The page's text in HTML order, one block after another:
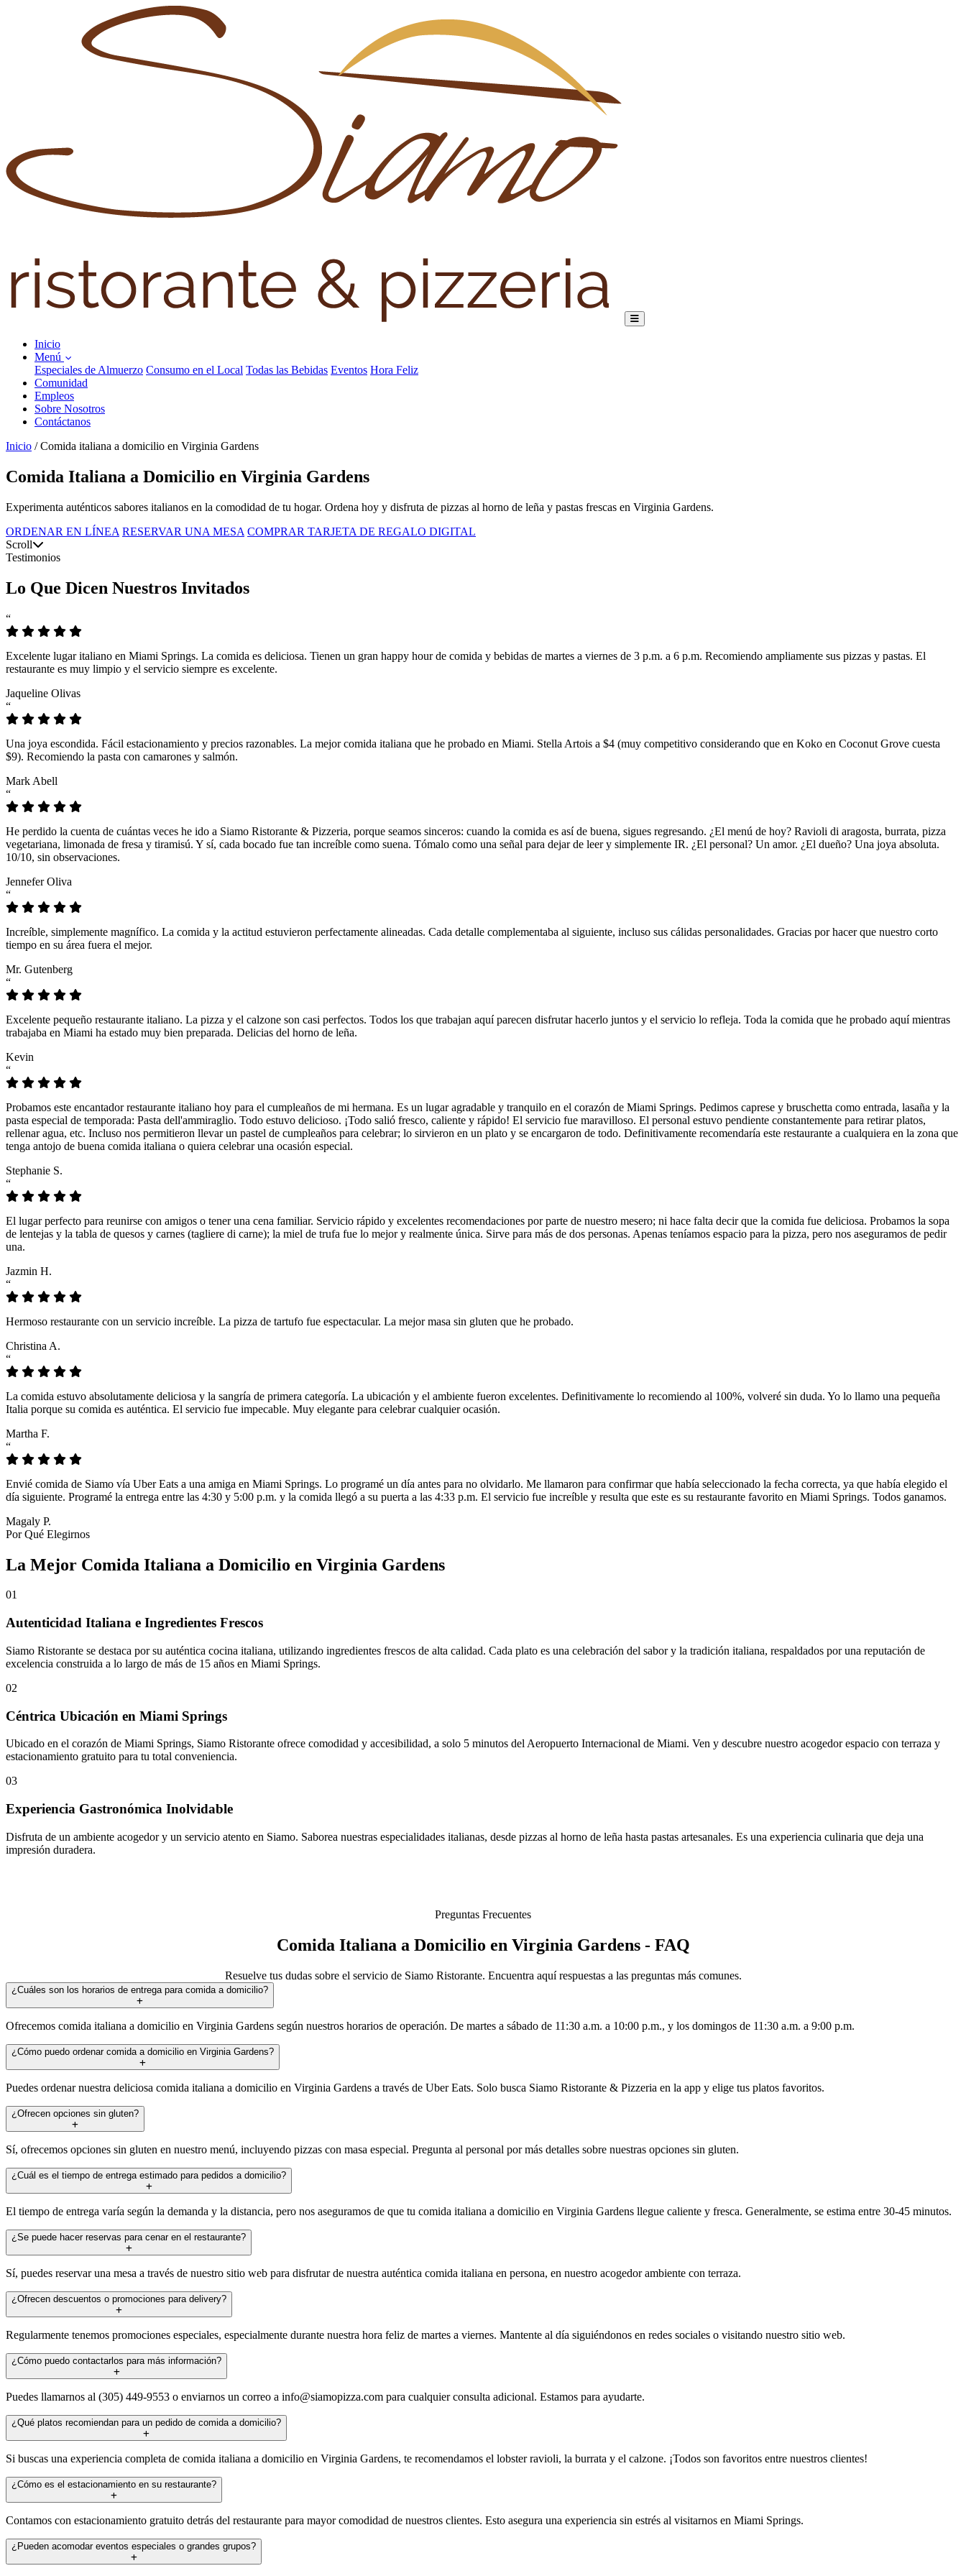
Inicio
Menú
Especiales de Almuerzo Consumo en el Local Todas las Bebidas Eventos Hora Feliz
Comunidad
Empleos
Sobre Nosotros
Contáctanos
Inicio / Comida italiana a domicilio en Virginia Gardens
Comida Italiana a Domicilio en Virginia Gardens
Experimenta auténticos sabores italianos en la comodidad de tu hogar. Ordena hoy y disfruta de pizzas al horno de leña y pastas frescas en Virginia Gardens.
ORDENAR EN LÍNEA RESERVAR UNA MESA COMPRAR TARJETA DE REGALO DIGITAL
Scroll
Testimonios
Lo Que Dicen Nuestros Invitados
“
Excelente lugar italiano en Miami Springs. La comida es deliciosa. Tienen un gran happy hour de comida y bebidas de martes a viernes de 3 p.m. a 6 p.m. Recomiendo ampliamente sus pizzas y pastas. El
restaurante es muy limpio y el servicio siempre es excelente.
Jaqueline Olivas
“
Una joya escondida. Fácil estacionamiento y precios razonables. La mejor comida italiana que he probado en Miami. Stella Artois a $4 (muy competitivo considerando que en Koko en Coconut Grove cuesta
$9). Recomiendo la pasta con camarones y salmón.
Mark Abell
“
He perdido la cuenta de cuántas veces he ido a Siamo Ristorante & Pizzeria, porque seamos sinceros: cuando la comida es así de buena, sigues regresando. ¿El menú de hoy? Ravioli di aragosta, burrata, pizza
vegetariana, limonada de fresa y tiramisú. Y sí, cada bocado fue tan increíble como suena. Tómalo como una señal para dejar de leer y simplemente IR. ¿El personal? Un amor. ¿El dueño? Una joya absoluta.
10/10, sin observaciones.
Jennefer Oliva
“
Increíble, simplemente magnífico. La comida y la actitud estuvieron perfectamente alineadas. Cada detalle complementaba al siguiente, incluso sus cálidas personalidades. Gracias por hacer que nuestro corto
tiempo en su área fuera el mejor.
Mr. Gutenberg
“
Excelente pequeño restaurante italiano. La pizza y el calzone son casi perfectos. Todos los que trabajan aquí parecen disfrutar hacerlo juntos y el servicio lo refleja. Toda la comida que he probado aquí mientras
trabajaba en Miami ha estado muy bien preparada. Delicias del horno de leña.
Kevin
“
Probamos este encantador restaurante italiano hoy para el cumpleaños de mi hermana. Es un lugar agradable y tranquilo en el corazón de Miami Springs. Pedimos caprese y bruschetta como entrada, lasaña y la
pasta especial de temporada: Pasta dell'ammiraglio. Todo estuvo delicioso. ¡Todo salió fresco, caliente y rápido! El servicio fue maravilloso. El personal estuvo pendiente constantemente para retirar platos,
rellenar agua, etc. Incluso nos permitieron llevar un pastel de cumpleaños para celebrar; lo sirvieron en un plato y se encargaron de todo. Definitivamente recomendaría este restaurante a cualquiera en la zona que
tenga antojo de buena comida italiana o quiera celebrar una ocasión especial.
Stephanie S.
“
El lugar perfecto para reunirse con amigos o tener una cena familiar. Servicio rápido y excelentes recomendaciones por parte de nuestro mesero; ni hace falta decir que la comida fue deliciosa. Probamos la sopa
de lentejas y la tabla de quesos y carnes (tagliere di carne); la miel de trufa fue lo mejor y realmente única. Sirve para más de dos personas. Apenas teníamos espacio para la pizza, pero nos aseguramos de pedir
una.
Jazmin H.
“
Hermoso restaurante con un servicio increíble. La pizza de tartufo fue espectacular. La mejor masa sin gluten que he probado.
Christina A.
“
La comida estuvo absolutamente deliciosa y la sangría de primera categoría. La ubicación y el ambiente fueron excelentes. Definitivamente lo recomiendo al 100%, volveré sin duda. Yo lo llamo una pequeña
Italia porque su comida es auténtica. El servicio fue impecable. Muy elegante para celebrar cualquier ocasión.
Martha F.
“
Envié comida de Siamo vía Uber Eats a una amiga en Miami Springs. Lo programé un día antes para no olvidarlo. Me llamaron para confirmar que había seleccionado la fecha correcta, ya que había elegido el
día siguiente. Programé la entrega entre las 4:30 y 5:00 p.m. y la comida llegó a su puerta a las 4:33 p.m. El servicio fue increíble y resulta que este es su restaurante favorito en Miami Springs. Todos ganamos.
Magaly P.
Por Qué Elegirnos
La Mejor Comida Italiana a Domicilio en Virginia Gardens
01
Autenticidad Italiana e Ingredientes Frescos
Siamo Ristorante se destaca por su auténtica cocina italiana, utilizando ingredientes frescos de alta calidad. Cada plato es una celebración del sabor y la tradición italiana, respaldados por una reputación de
excelencia construida a lo largo de más de 15 años en Miami Springs.
02
Céntrica Ubicación en Miami Springs
Ubicado en el corazón de Miami Springs, Siamo Ristorante ofrece comodidad y accesibilidad, a solo 5 minutos del Aeropuerto Internacional de Miami. Ven y descubre nuestro acogedor espacio con terraza y
estacionamiento gratuito para tu total conveniencia.
03
Experiencia Gastronómica Inolvidable
Disfruta de un ambiente acogedor y un servicio atento en Siamo. Saborea nuestras especialidades italianas, desde pizzas al horno de leña hasta pastas artesanales. Es una experiencia culinaria que deja una
impresión duradera.
Preguntas Frecuentes
Comida Italiana a Domicilio en Virginia Gardens - FAQ
Resuelve tus dudas sobre el servicio de Siamo Ristorante. Encuentra aquí respuestas a las preguntas más comunes.
¿Cuáles son los horarios de entrega para comida a domicilio?
Ofrecemos comida italiana a domicilio en Virginia Gardens según nuestros horarios de operación. De martes a sábado de 11:30 a.m. a 10:00 p.m., y los domingos de 11:30 a.m. a 9:00 p.m.
¿Cómo puedo ordenar comida a domicilio en Virginia Gardens?
Puedes ordenar nuestra deliciosa comida italiana a domicilio en Virginia Gardens a través de Uber Eats. Solo busca Siamo Ristorante & Pizzeria en la app y elige tus platos favoritos.
¿Ofrecen opciones sin gluten?
Sí, ofrecemos opciones sin gluten en nuestro menú, incluyendo pizzas con masa especial. Pregunta al personal por más detalles sobre nuestras opciones sin gluten.
¿Cuál es el tiempo de entrega estimado para pedidos a domicilio?
El tiempo de entrega varía según la demanda y la distancia, pero nos aseguramos de que tu comida italiana a domicilio en Virginia Gardens llegue caliente y fresca. Generalmente, se estima entre 30-45 minutos.
¿Se puede hacer reservas para cenar en el restaurante?
Sí, puedes reservar una mesa a través de nuestro sitio web para disfrutar de nuestra auténtica comida italiana en persona, en nuestro acogedor ambiente con terraza.
¿Ofrecen descuentos o promociones para delivery?
Regularmente tenemos promociones especiales, especialmente durante nuestra hora feliz de martes a viernes. Mantente al día siguiéndonos en redes sociales o visitando nuestro sitio web.
¿Cómo puedo contactarlos para más información?
Puedes llamarnos al (305) 449-9553 o enviarnos un correo a info@siamopizza.com para cualquier consulta adicional. Estamos para ayudarte.
¿Qué platos recomiendan para un pedido de comida a domicilio?
Si buscas una experiencia completa de comida italiana a domicilio en Virginia Gardens, te recomendamos el lobster ravioli, la burrata y el calzone. ¡Todos son favoritos entre nuestros clientes!
¿Cómo es el estacionamiento en su restaurante?
Contamos con estacionamiento gratuito detrás del restaurante para mayor comodidad de nuestros clientes. Esto asegura una experiencia sin estrés al visitarnos en Miami Springs.
¿Pueden acomodar eventos especiales o grandes grupos?